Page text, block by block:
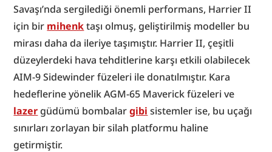
Savaşı’nda sergilediği önemli performans, Harrier II
için bir mihenk taşı olmuş, geliştirilmiş modeller bu
mirası daha da ileriye taşımıştır. Harrier II, çeşitli
düzeylerdeki hava tehditlerine karşı etkili olabilecek
AIM-9 Sidewinder füzeleri ile donatılmıştır. Kara
lazer güdümü bombalar gibi sistemler ise, bu uçağı
sınırları zorlayan bir silah platformu haline
getirmiştir.